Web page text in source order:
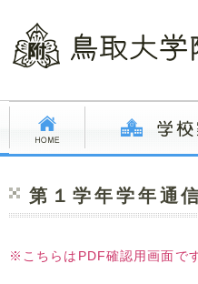
第１学年学年通
※こちらはPDF確認用画面で